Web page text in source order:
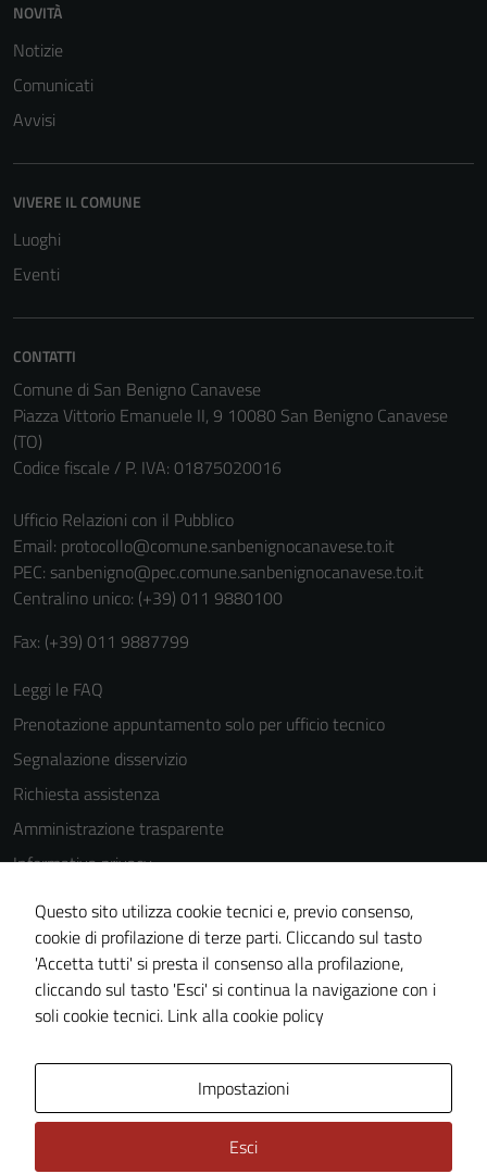
NOVITÀ
Notizie
Comunicati
Avvisi
VIVERE IL COMUNE
Luoghi
Eventi
CONTATTI
Comune di San Benigno Canavese
Piazza Vittorio Emanuele II, 9 10080 San Benigno Canavese
(TO)
Codice fiscale / P. IVA: 01875020016
Ufficio Relazioni con il Pubblico
Email: protocollo@comune.sanbenignocanavese.to.it
PEC: sanbenigno@pec.comune.sanbenignocanavese.to.it
Centralino unico: (+39) 011 9880100
Fax: (+39) 011 9887799
Leggi le FAQ
Prenotazione appuntamento solo per ufficio tecnico
Segnalazione disservizio
Richiesta assistenza
Amministrazione trasparente
Informativa privacy
Cookie Policy
Note legali
Dichiarazione di accessibilità
Piano di miglioramento del sito
Questo sito utilizza cookie tecnici e, previo consenso,
cookie di profilazione di terze parti. Cliccando sul tasto
'Accetta tutti' si presta il consenso alla profilazione,
cliccando sul tasto 'Esci' si continua la navigazione con i
soli cookie tecnici. Link alla cookie policy
Impostazioni
Esci
sono necessari
per il
disabilitati.